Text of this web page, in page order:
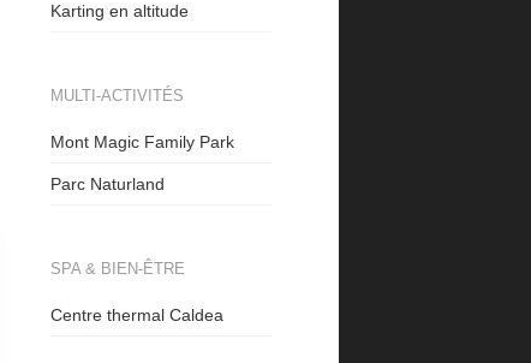
Karting en altitude
MULTI-ACTIVITÉS
Mont Magic Family Park
Parc Naturland
SPA & BIEN-ÊTRE
Centre thermal Caldea